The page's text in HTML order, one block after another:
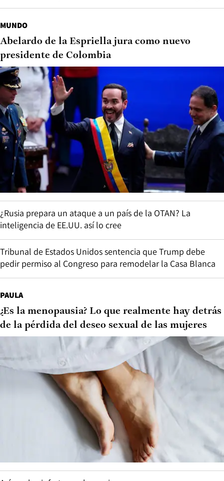
MUNDO
Abelardo de la Espriella jura como nuevo
presidente de Colombia
¿Rusia prepara un ataque a un país de la OTAN? La
inteligencia de EE.UU. así lo cree
Tribunal de Estados Unidos sentencia que Trump debe
pedir permiso al Congreso para remodelar la Casa Blanca
PAULA
¿Es la menopausia? Lo que realmente hay detrás
de la pérdida del deseo sexual de las mujeres